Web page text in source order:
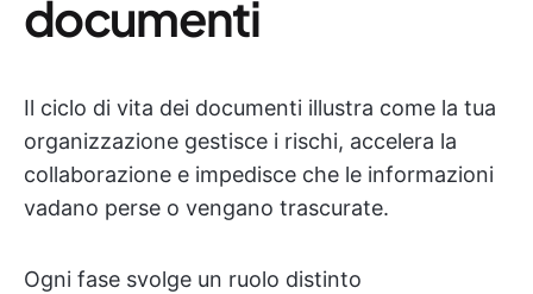
documenti
Il ciclo di vita dei documenti illustra come la tua
organizzazione gestisce i rischi, accelera la
collaborazione e impedisce che le informazioni
vadano perse o vengano trascurate.
Ogni fase svolge un ruolo distinto